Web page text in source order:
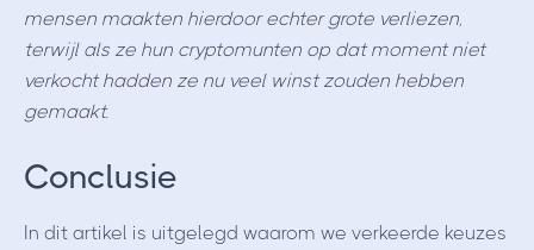
mensen maakten hierdoor echter grote verliezen,
terwijl als ze hun cryptomunten op dat moment niet
verkocht hadden ze nu veel winst zouden hebben
gemaakt.
Conclusie
In dit artikel is uitgelegd waarom we verkeerde keuzes